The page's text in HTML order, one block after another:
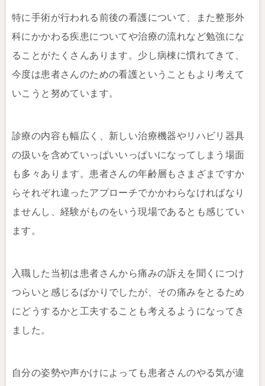
特に手術が行われる前後の看護について、また整形外
科にかかわる疾患についてや治療の流れなど勉強にな
ることがたくさんあります。少し病棟に慣れてきて、
今度は患者さんのための看護ということもより考えて
いこうと努めています。
診療の内容も幅広く、新しい治療機器やリハビリ器具
の扱いを含めていっぱいいっぱいになってしまう場面
も多々あります。患者さんの年齢層もさまざまですか
らそれぞれ違ったアプローチでかかわらなければなり
ませんし、経験がものをいう現場であるとも感じてい
ます。
入職した当初は患者さんから痛みの訴えを聞くにつけ
つらいと感じるばかりでしたが、その痛みをとるため
にどうするかと工夫することも考えるようになってき
ました。
自分の姿勢や声かけによっても患者さんのやる気が違